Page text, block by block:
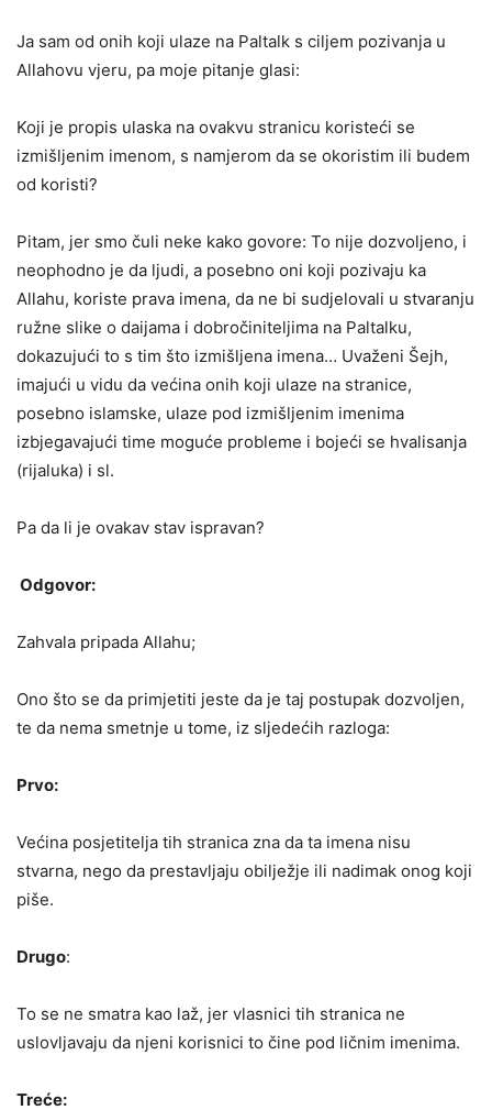
Ja sam od onih koji ulaze na Paltalk s ciljem pozivanja u
Allahovu vjeru, pa moje pitanje glasi:
Koji je propis ulaska na ovakvu stranicu koristeći se
izmišljenim imenom, s namjerom da se okoristim ili budem
od koristi?
Pitam, jer smo čuli neke kako govore: To nije dozvoljeno, i
neophodno je da ljudi, a posebno oni koji pozivaju ka
Allahu, koriste prava imena, da ne bi sudjelovali u stvaranju
ružne slike o daijama i dobročiniteljima na Paltalku,
dokazujući to s tim što izmišljena imena… Uvaženi Šejh,
imajući u vidu da većina onih koji ulaze na stranice,
posebno islamske, ulaze pod izmišljenim imenima
izbjegavajući time moguće probleme i bojeći se hvalisanja
(rijaluka) i sl.
Pa da li je ovakav stav ispravan?
Odgovor:
Zahvala pripada Allahu;
Ono što se da primjetiti jeste da je taj postupak dozvoljen,
te da nema smetnje u tome, iz sljedećih razloga:
Prvo:
Većina posjetitelja tih stranica zna da ta imena nisu
stvarna, nego da prestavljaju obilježje ili nadimak onog koji
piše.
Drugo:
To se ne smatra kao laž, jer vlasnici tih stranica ne
uslovljavaju da njeni korisnici to čine pod ličnim imenima.
Treće: